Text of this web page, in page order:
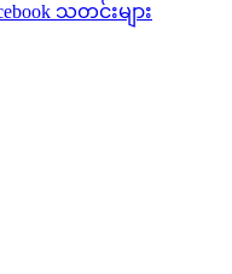
သတင်းများ